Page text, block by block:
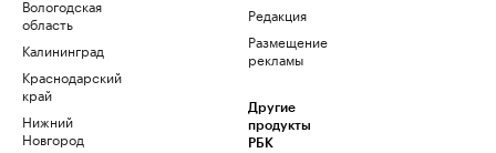
Вологодская
область
Калининград
Краснодарский
край
Нижний
Новгород
Редакция
Размещение
рекламы
Другие
продукты
РБК